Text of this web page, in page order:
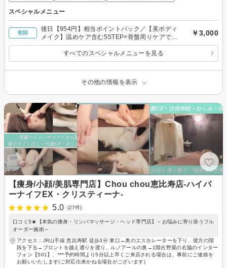
スペシャルメニュー
初回
後日【954円】相当ポイントバック／【美ボディ
メイク】温めケア含む5STEP×骨盤周りケアでス
ッキリ！代謝サポート◎80分￥3000
￥3,000
すべてのスペシャルメニューを見る
その他の情報を表示
【痩身/小顔/美肌専門店】Chou chou恵比寿店-ハイパ
ーナイフEX・クリスティーナ-
5.0
(27件)
口コミ5★【本気の痩身・リンパマッサージ・ヘッド専門店】～お悩みに寄り添うフル
オーダー施術～
アクセス：JR山手線 恵比寿駅 徒歩3分 東口→奥のエスカレーターを下り、後方の階
段を下る→プロントを越え通りを渡り、ルノアールの奥→1階吉野屋の右脇のインター
フォン【501】、***予約時間より5分以上早くご来店される場合は、事前にご連絡を
お願いいたします(ご対応出来かねる場合がございます)